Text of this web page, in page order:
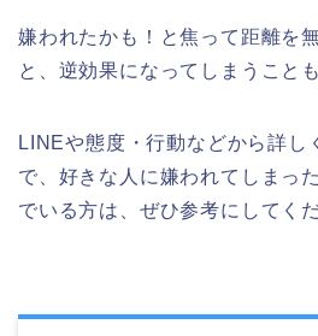
嫌われたかも！と焦って距離を
と、逆効果になってしまうこと
LINEや態度・行動などから詳し
で、好きな人に嫌われてしまっ
でいる方は、ぜひ参考にしてくだ